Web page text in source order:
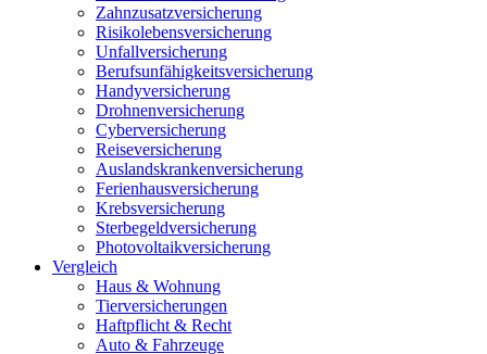
Zahnzusatzversicherung
Risikolebensversicherung
Unfallversicherung
Berufsunfähigkeitsversicherung
Handyversicherung
Drohnenversicherung
Cyberversicherung
Reiseversicherung
Auslandskrankenversicherung
Ferienhausversicherung
Krebsversicherung
Sterbegeldversicherung
Photovoltaikversicherung
Vergleich
Haus & Wohnung
Tierversicherungen
Haftpflicht & Recht
Auto & Fahrzeuge